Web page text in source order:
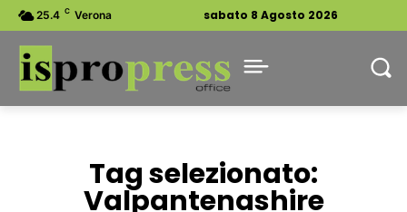
25.4 C Verona sabato 8 Agosto 2026
Tag selezionato:
Valpantenashire